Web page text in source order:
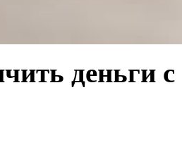
деньги с